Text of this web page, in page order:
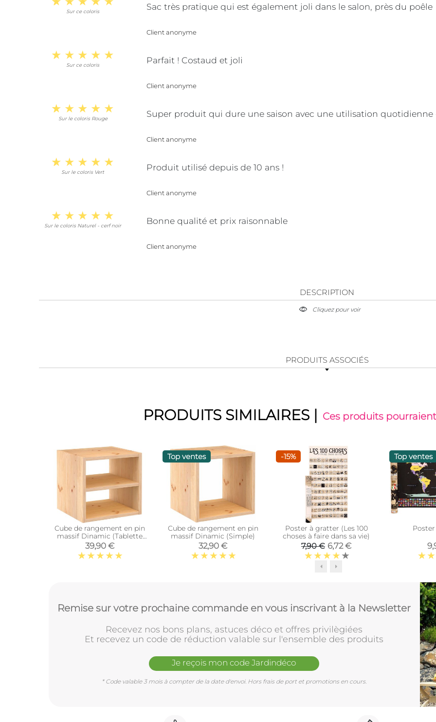
Sur ce coloris Sac très pratique qui est également joli dans le salon, près du poêle
Client anonyme
Sur ce coloris Parfait ! Costaud et joli
Client anonyme
Sur le coloris Rouge Super produit qui dure une saison avec une utilisation quotidienne
Client anonyme
Sur le coloris Vert Produit utilisé depuis de 10 ans !
Client anonyme
Sur le coloris Naturel - cerf noir Bonne qualité et prix raisonnable
Client anonyme
DESCRIPTION
Cliquez pour voir
PRODUITS ASSOCIÉS
PRODUITS SIMILAIRES | Ces produits
Cube de rangement en pin
massif Dinamic (Tablette
intermédiaire)
39,90 €
Top ventes
Cube de rangement en pin
massif Dinamic (Simple)
32,90 €
-15%
Poster à gratter (Les 100
choses à faire dans sa vie)
7,90 € 6,72 €
Top ventes
Remise sur votre prochaine commande en vous inscrivant à la Newsletter
Recevez nos bons plans, astuces déco et offres privilègiées
Et recevez un code de réduction valable sur l'ensemble des produits
Je reçois mon code Jardindéco
* Code valable 3 mois à compter de la date d'envoi. Hors frais de port et promotions en cours.